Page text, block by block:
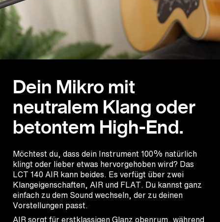
Dein Mikro mit
neutralem Klang oder
betontem High-End.
Möchtest du, dass dein Instrument 100% natürlich
klingt oder lieber etwas hervorgehoben wird? Das
LCT 140 AIR kann beides. Es verfügt über zwei
Klangeigenschaften, AIR und FLAT. Du kannst ganz
einfach zu dem Sound wechseln, der zu deinen
Vorstellungen passt.
AIR sorgt für erstklassigen Glanz obenrum, während